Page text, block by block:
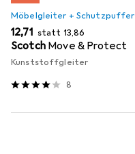
Möbelgleiter + Schutzpuffer
EUR
12,71 statt EUR
13,86
Scotch Move & Protect
Kunststoffgleiter
8